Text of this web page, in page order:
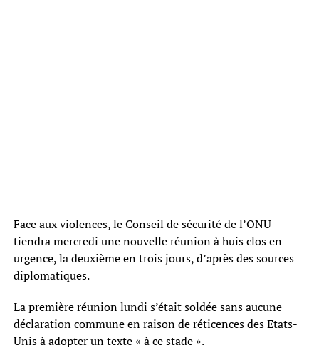
Face aux violences, le Conseil de sécurité de l’ONU
tiendra mercredi une nouvelle réunion à huis clos en
urgence, la deuxième en trois jours, d’après des sources
diplomatiques.
La première réunion lundi s’était soldée sans aucune
déclaration commune en raison de réticences des Etats-
Unis à adopter un texte « à ce stade ».